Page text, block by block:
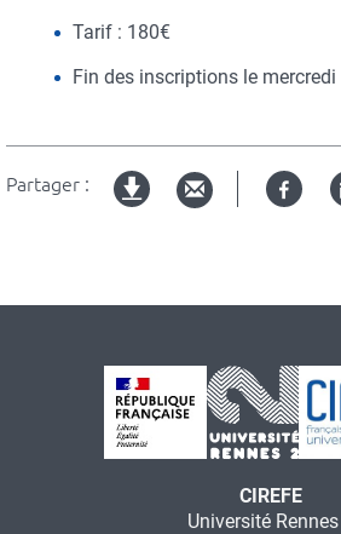
Tarif : 180€
Fin des inscriptions le
Partager :
CIREFE
Université